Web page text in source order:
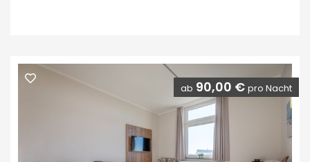
ab 90,00 € pro Nacht